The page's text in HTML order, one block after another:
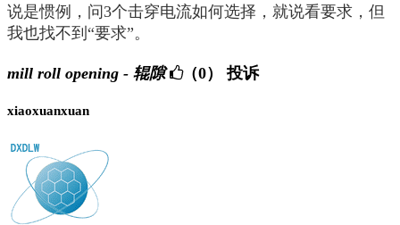
说是惯例，问3个击穿电流如何选择，就说看要求，但
我也找不到“要求”。
mill roll opening - 辊隙 （0） 投诉
xiaoxuanxuan